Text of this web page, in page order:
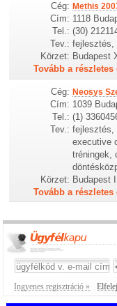
Cég: Methis
Cím: 1118
Tel.: (30)
Tev.: fejlesztés,
Körzet: Budapest
Tovább a részletes
Cég: Neosys
Cím: 1039
Tel.: (1)
Tev.: fejlesztés,
executive
tréningek,
Körzet: Budapest
Tovább a részletes
Ingyenes regisztráció »